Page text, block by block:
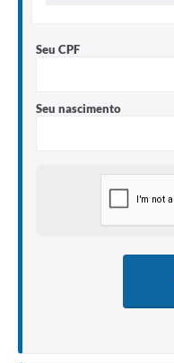
Nacional
Olaria
Primasul
Seu CPF
Seu nascimento